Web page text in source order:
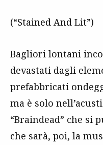
(“Stained And Lit”)
Bagliori lontani
devastati dagli
prefabbricati
ma è solo
“Braindead” che si
che sarà, poi, la